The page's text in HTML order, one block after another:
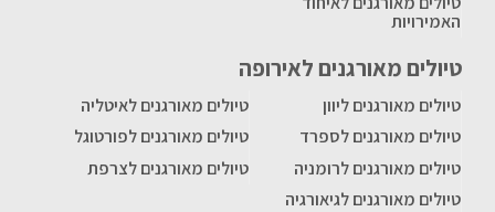
האמירויות
טיולים מאורגנים לאירופה
טיולים מאורגנים ליוון
טיולים מאורגנים לאיטליה
טיולים מאורגנים לספרד
טיולים מאורגנים לפורטוגל
טיולים מאורגנים לרומניה
טיולים מאורגנים לצרפת
טיולים מאורגנים לגיאורגיה